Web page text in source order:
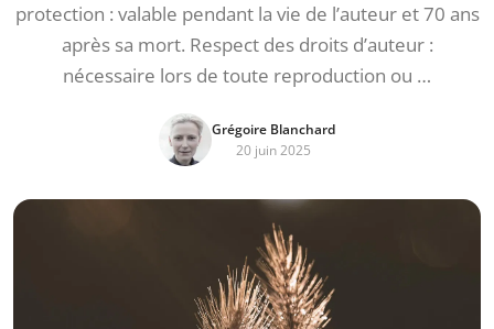
protection : valable pendant la vie de l’auteur et 70 ans
après sa mort. Respect des droits d’auteur :
nécessaire lors de toute reproduction ou …
Grégoire Blanchard
20 juin 2025